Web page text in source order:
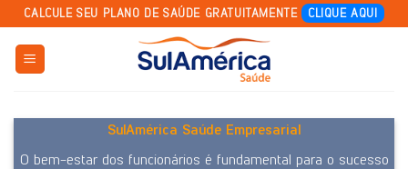
Skip
to
content
CALCULE SEU PLANO DE SAÚDE GRATUITAMENTE CLIQUE AQUI
SulAmérica Saúde Empresarial
O bem-estar dos funcionários é fundamental para o sucesso